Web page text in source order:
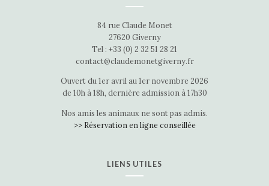
84 rue Claude Monet
27620 Giverny
Tel : +33 (0) 2 32 51 28 21
contact@claudemonetgiverny.fr
Ouvert du 1er avril au 1er novembre 2026
de 10h à 18h, dernière admission à 17h30
Nos amis les animaux ne sont pas admis.
>> Réservation en ligne conseillée
LIENS UTILES